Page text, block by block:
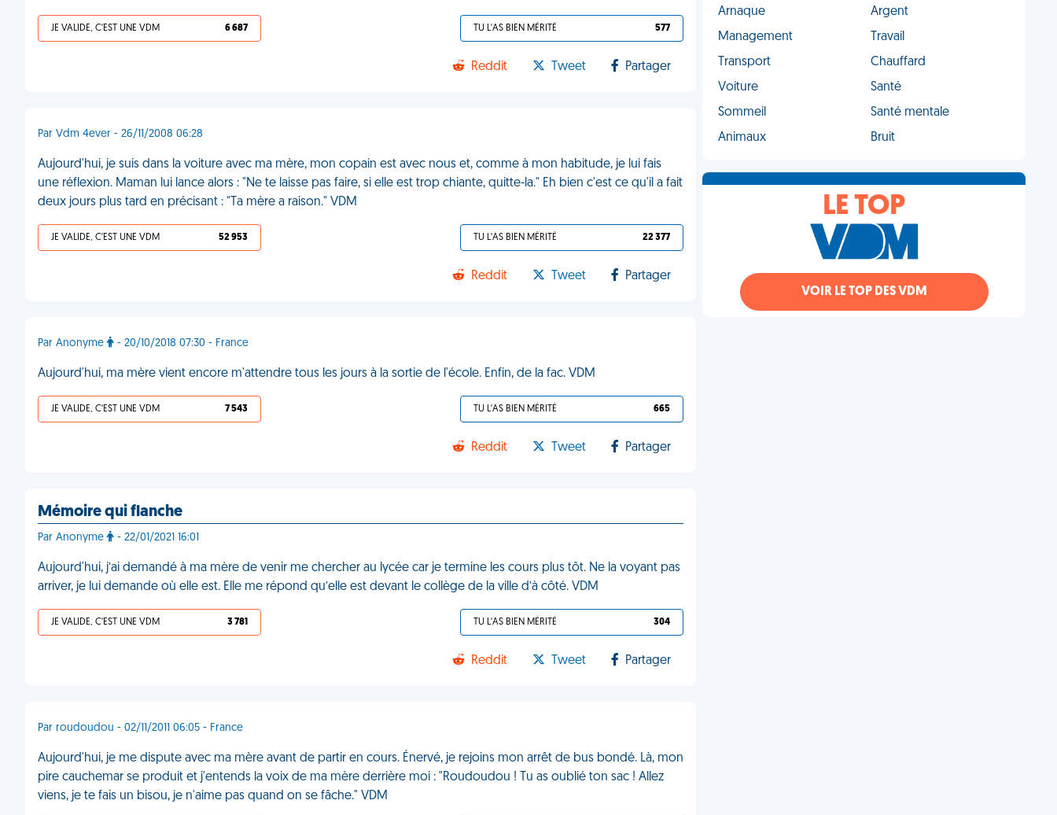
JE VALIDE, C'EST UNE VDM 6 687 TU L'AS BIEN MÉRITÉ 577
Reddit Tweet Partager
Par Vdm 4ever - 26/11/2008 06:28
Aujourd'hui, je suis dans la voiture avec ma mère, mon copain est avec nous et, comme à mon habitude, je lui fais
une réflexion. Maman lui lance alors : "Ne te laisse pas faire, si elle est trop chiante, quitte-la." Eh bien c'est ce qu'il a fait
deux jours plus tard en précisant : "Ta mère a raison." VDM
JE VALIDE, C'EST UNE VDM 52 953 TU L'AS BIEN MÉRITÉ 22 377
Reddit Tweet Partager
Par Anonyme - 20/10/2018 07:30 - France
Aujourd'hui, ma mère vient encore m'attendre tous les jours à la sortie de l'école. Enfin, de la fac. VDM
JE VALIDE, C'EST UNE VDM 7 543 TU L'AS BIEN MÉRITÉ 665
Reddit Tweet Partager
Mémoire qui flanche
Par Anonyme - 22/01/2021 16:01
Aujourd'hui, j’ai demandé à ma mère de venir me chercher au lycée car je termine les cours plus tôt. Ne la voyant pas
arriver, je lui demande où elle est. Elle me répond qu’elle est devant le collège de la ville d’à côté. VDM
JE VALIDE, C'EST UNE VDM 3 781 TU L'AS BIEN MÉRITÉ 304
Reddit Tweet Partager
Par roudoudou - 02/11/2011 06:05 - France
Aujourd'hui, je me dispute avec ma mère avant de partir en cours. Énervé, je rejoins mon arrêt de bus bondé. Là, mon
pire cauchemar se produit et j'entends la voix de ma mère derrière moi : "Roudoudou ! Tu as oublié ton sac ! Allez
viens, je te fais un bisou, je n'aime pas quand on se fâche." VDM
Arnaque
Argent
Management
Travail
Transport
Chauffard
Voiture
Santé
Sommeil
Santé mentale
Animaux
Bruit
LE TOP
VOIR LE TOP DES VDM